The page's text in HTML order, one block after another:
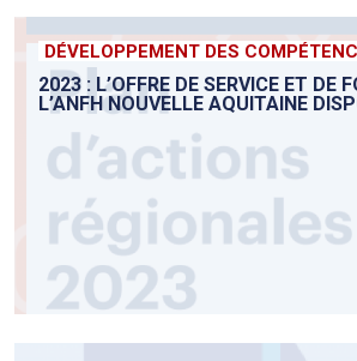
DÉVELOPPEMENT DES
2023 : L’OFFRE DE SERVICE ET DE
L’ANFH NOUVELLE AQUITAINE